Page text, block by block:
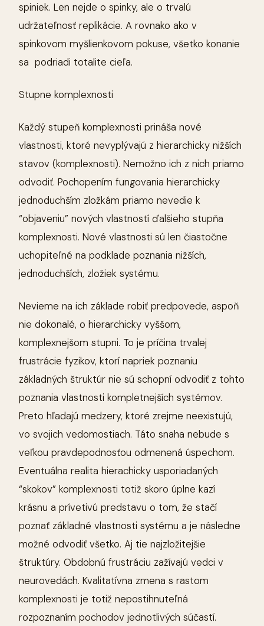
spiniek. Len nejde o spinky, ale o trvalú
udržateľnosť replikácie. A rovnako ako v
spinkovom myšlienkovom pokuse, všetko konanie
sa podriadi totalite cieľa.
Stupne komplexnosti
Každý stupeň komplexnosti prináša nové
vlastnosti, ktoré nevyplývajú z hierarchicky nižších
stavov (komplexnosti). Nemožno ich z nich priamo
odvodiť. Pochopením fungovania hierarchicky
jednoduchším zložkám priamo nevedie k
“objaveniu” nových vlastností ďalšieho stupňa
komplexnosti. Nové vlastnosti sú len čiastočne
uchopiteľné na podklade poznania nižších,
jednoduchších, zložiek systému.
Nevieme na ich základe robiť predpovede, aspoň
nie dokonalé, o hierarchicky vyššom,
komplexnejšom stupni. To je príčina trvalej
frustrácie fyzikov, ktorí napriek poznaniu
základných štruktúr nie sú schopní odvodiť z tohto
poznania vlastnosti kompletnejších systémov.
Preto hľadajú medzery, ktoré zrejme neexistujú,
vo svojich vedomostiach. Táto snaha nebude s
veľkou pravdepodnosťou odmenená úspechom.
Eventuálna realita hierachicky usporiadaných
“skokov” komplexnosti totiž skoro úplne kazí
krásnu a prívetivú predstavu o tom, že stačí
poznať základné vlastnosti systému a je následne
možné odvodiť všetko. Aj tie najzložitejšie
štruktúry. Obdobnú frustráciu zažívajú vedci v
neurovedách. Kvalitatívna zmena s rastom
komplexnosti je totiž nepostihnuteľná
rozpoznaním pochodov jednotlivých súčastí.